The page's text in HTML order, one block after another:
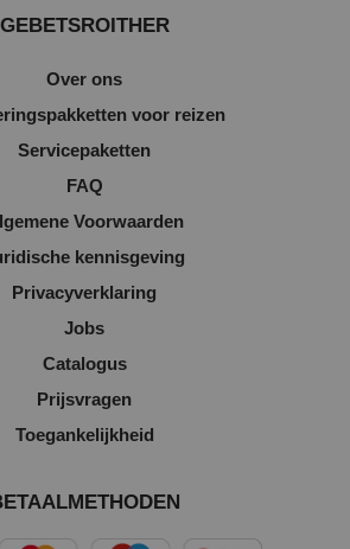
GEBETSROITHER
Over ons
voor reizen
Servicepaketten
FAQ
Voorwaarden
kennisgeving
Privacyverklaring
Jobs
Catalogus
Prijsvragen
Toegankelijkheid